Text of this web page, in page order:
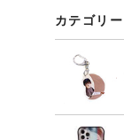
カテゴリー